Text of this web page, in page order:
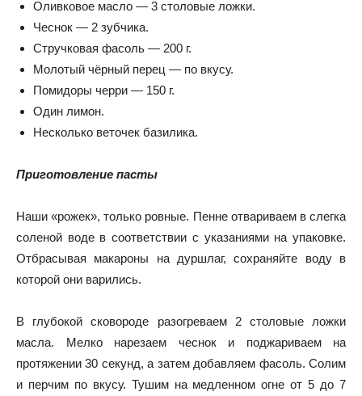
Оливковое масло — 3 столовые ложки.
Чеснок — 2 зубчика.
Стручковая фасоль — 200 г.
Молотый чёрный перец — по вкусу.
Помидоры черри — 150 г.
Один лимон.
Несколько веточек базилика.
Приготовление пасты
Наши «рожек», только ровные. Пенне отвариваем в слегка
соленой воде в соответствии с указаниями на упаковке.
Отбрасывая макароны на дуршлаг, сохраняйте воду в
которой они варились.
В глубокой сковороде разогреваем 2 столовые ложки
масла. Мелко нарезаем чеснок и поджариваем на
протяжении 30 секунд, а затем добавляем фасоль. Солим
и перчим по вкусу. Тушим на медленном огне от 5 до 7